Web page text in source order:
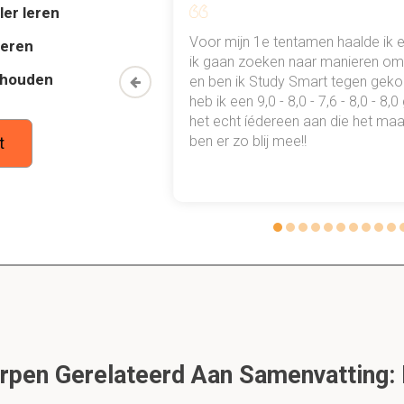
Het tracht dit te bewerkstelligen door de fenomenologische
traditie in?
wordt niets genegeerd, maar elk oordeel over de
wordt ingehouden; dit alles wordt als het ware tussen haakjes
naar?
leren
mn
een heel
gewoon
Voor mijn 1e tentamen haalde ik
ik gaan zoeken naar manieren
en ben ik Study Smart tegen
heb ik een 9,0 - 8,0 - 7,6 - 8,0 -
het echt íédereen aan die het
ben er zo blij mee!!
Gerelateerd Aan Samenvatting: